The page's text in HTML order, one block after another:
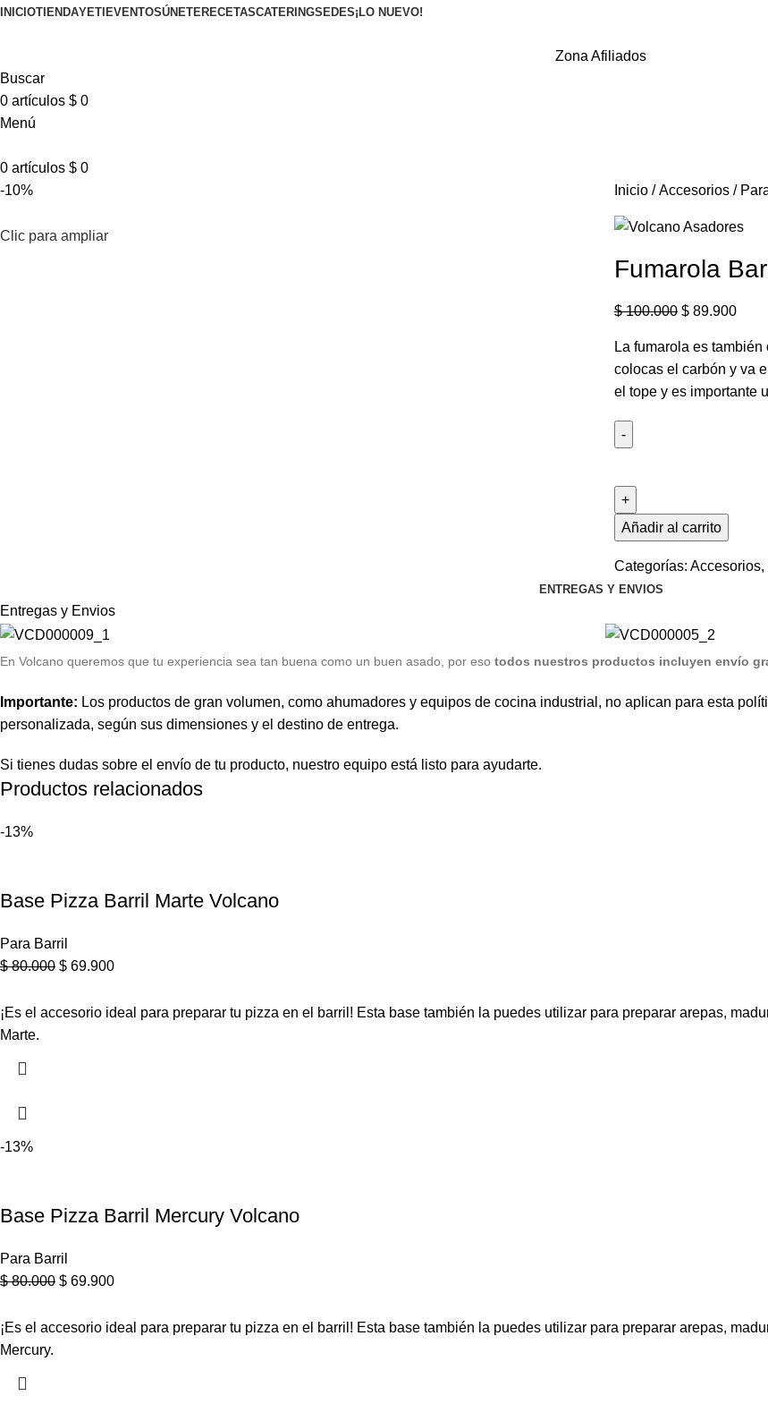
INICIOTIENDAYETI EVENTOSÚNETERECETASCATERINGSEDES¡LO NUEVO!
Zona Afiliados
Buscar
0 artículos $ 0
Menú
0 artículos $ 0
-10%
Clic para ampliar
Inicio Accesorios
Fumarola
$100.000 $ 89.900
La fumarola es
colocas el carbón y va
el tope y es importante
Añadir al carrito
Categorías: Accesorios,
ENTREGAS Y ENVIOS
Entregas y Envios
En Volcano queremos que tu experiencia sea tan buena como un buen asado, por eso todos nuestros productos incluyen envío
Importante: Los productos de gran volumen, como ahumadores y equipos de cocina industrial, no aplican para esta
personalizada, según sus dimensiones y el destino de entrega.
Si tienes dudas sobre el envío de tu producto, nuestro equipo está listo para ayudarte.
Productos relacionados
-13%
Base Pizza Barril Marte Volcano
Para Barril
$80.000 $ 69.900
¡Es el accesorio ideal para preparar tu pizza en el barril! Esta base también la puedes utilizar para preparar arepas,
Marte.
-13%
Base Pizza Barril Mercury Volcano
Para Barril
$80.000 $ 69.900
¡Es el accesorio ideal para preparar tu pizza en el barril! Esta base también la puedes utilizar para preparar arepas,
Mercury.